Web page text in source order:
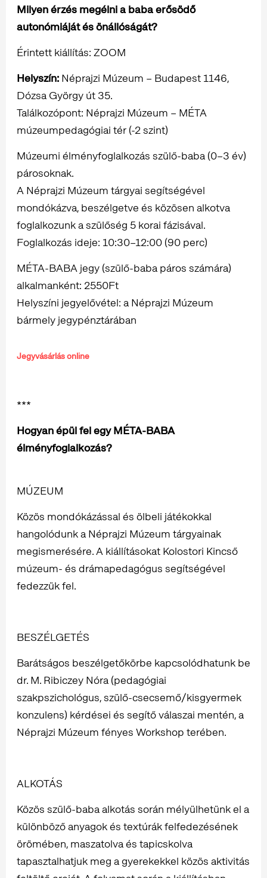
Milyen érzés megélni a baba erősödő
autonómiáját és önállóságát?
Érintett kiállítás: ZOOM
Helyszín: Néprajzi Múzeum – Budapest 1146,
Dózsa György út 35.
Találkozópont: Néprajzi Múzeum – MÉTA
múzeumpedagógiai tér (-2 szint)
Múzeumi élményfoglalkozás szülő-baba (0–3 év)
párosoknak.
A Néprajzi Múzeum tárgyai segítségével
mondókázva, beszélgetve és közösen alkotva
foglalkozunk a szülőség 5 korai fázisával.
Foglalkozás ideje: 10:30–12:00 (90 perc)
MÉTA-BABA jegy (szülő-baba páros számára)
alkalmanként: 2550Ft
Helyszíni jegyelővétel: a Néprajzi Múzeum
bármely jegypénztárában
Jegyvásárlás online
***
Hogyan épül fel egy MÉTA-BABA
élményfoglalkozás?
MÚZEUM
Közös mondókázással és ölbeli játékokkal
hangolódunk a Néprajzi Múzeum tárgyainak
megismerésére. A kiállításokat Kolostori Kincső
múzeum- és drámapedagógus segítségével
fedezzük fel.
BESZÉLGETÉS
Barátságos beszélgetőkörbe kapcsolódhatunk be
dr. M. Ribiczey Nóra (pedagógiai
szakpszichológus, szülő-csecsemő/kisgyermek
konzulens) kérdései és segítő válaszai mentén, a
Néprajzi Múzeum fényes Workshop terében.
ALKOTÁS
Közös szülő-baba alkotás során mélyülhetünk el a
különböző anyagok és textúrák felfedezésének
örömében, maszatolva és tapicskolva
tapasztalhatjuk meg a gyerekekkel közös aktivitás